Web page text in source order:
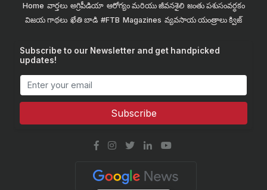
Home వార్తలు అగ్రిపీడియా ఆరోగ్యం మరియు జీవనశైలి జంతు పశుసంవర్ధకం
విజయ గాథలు ఖేతి బాడి #FTB Magazines వ్యవసాయ యంత్రాలు క్విజ్
Subscribe to our Newsletter and get handpicked
updates!
Subscribe